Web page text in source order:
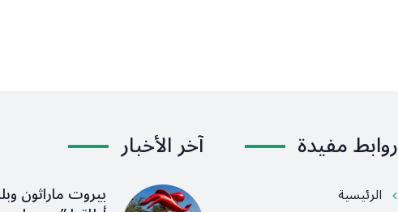
روابط مفيدة
الرئيسية
آخر الأخبار
بيروت ماراثون